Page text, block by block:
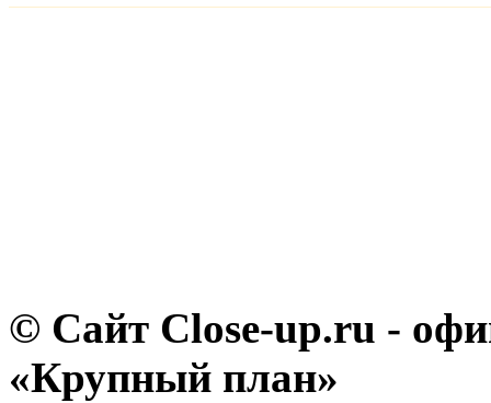
© Сайт Close-up.ru -
«Крупный план»